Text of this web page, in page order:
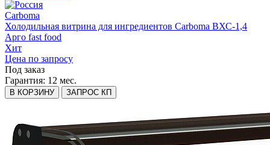
Carboma
Холодильная витрина для ингредиентов Carboma ВХС-1,4
Арго fast food
Хит
Цена по запросу
Под заказ
Гарантия: 12 мес.
В КОРЗИНУ ЗАПРОС КП